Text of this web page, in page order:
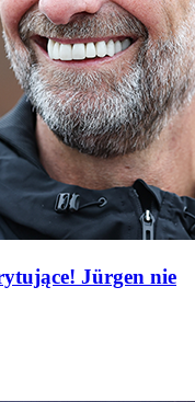
Jürgen nie